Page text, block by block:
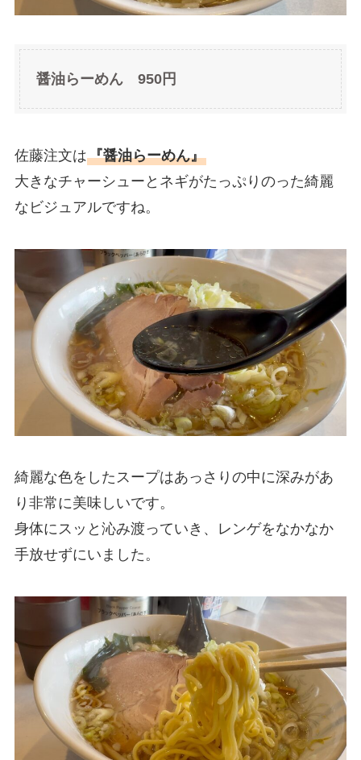
醤油らーめん 950円
佐藤注文は『醤油らーめん』
大きなチャーシューとネギがたっぷりのった綺麗
なビジュアルですね。
綺麗な色をしたスープはあっさりの中に深みがあ
り非常に美味しいです。
身体にスッと沁み渡っていき、レンゲをなかなか
手放せずにいました。